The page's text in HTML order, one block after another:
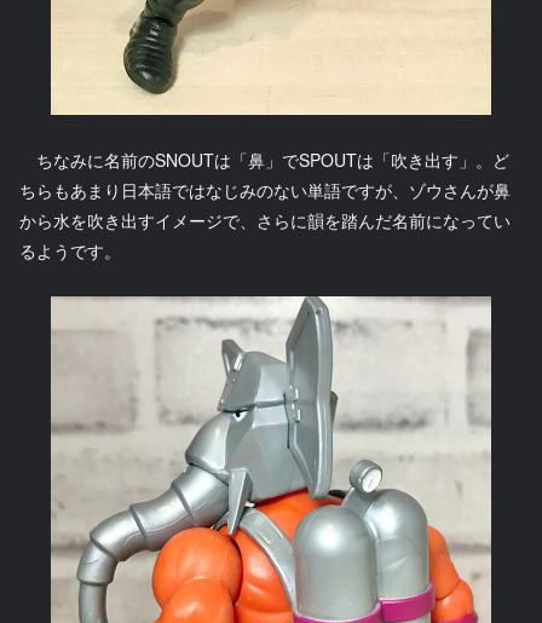
ちなみに名前のSNOUTは「鼻」でSPOUTは「吹き出す」。ど
ちらもあまり日本語ではなじみのない単語ですが、ゾウさんが鼻
から水を吹き出すイメージで、さらに韻を踏んだ名前になってい
るようです。